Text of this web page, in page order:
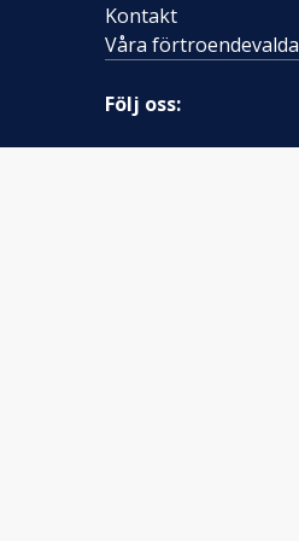
Kontakt
Våra förtroendevalda
Följ oss: